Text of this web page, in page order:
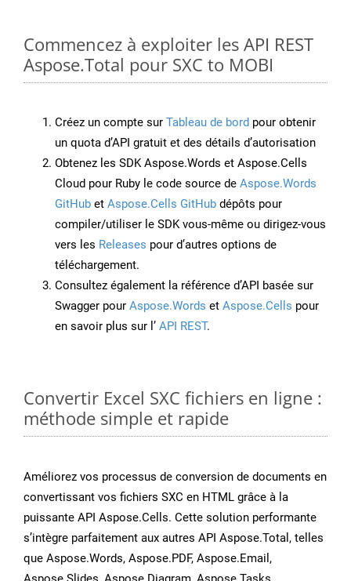
Commencez à exploiter les API REST
Aspose.Total pour SXC to MOBI
Créez un compte sur Tableau de bord pour obtenir
un quota d’API gratuit et des détails d’autorisation
Obtenez les SDK Aspose.Words et Aspose.Cells
Cloud pour Ruby le code source de Aspose.Words
GitHub et Aspose.Cells GitHub dépôts pour
compiler/utiliser le SDK vous-même ou dirigez-vous
vers les Releases pour d’autres options de
téléchargement.
Consultez également la référence d’API basée sur
Swagger pour Aspose.Words et Aspose.Cells pour
en savoir plus sur l’ API REST.
Convertir Excel SXC fichiers en ligne :
méthode simple et rapide
Améliorez vos processus de conversion de documents en
convertissant vos fichiers SXC en HTML grâce à la
puissante API Aspose.Cells. Cette solution performante
s’intègre parfaitement aux autres API Aspose.Total, telles
que Aspose.Words, Aspose.PDF, Aspose.Email,